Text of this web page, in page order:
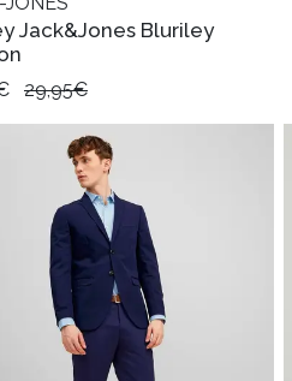
Jack&Jones Bluriley
29,95€